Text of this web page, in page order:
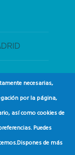
necesarias,
por la página,
así como cookies de
Puedes
Dispones de más